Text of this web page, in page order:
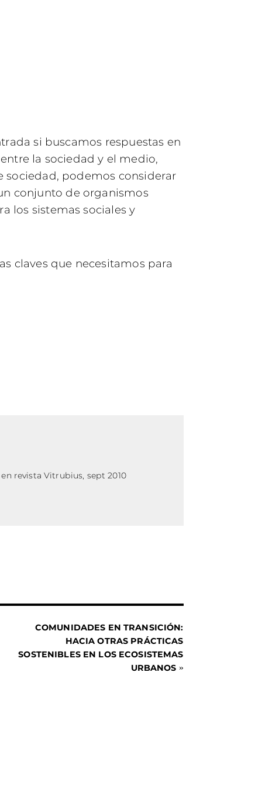
si buscamos respuestas en
la sociedad y el medio,
sociedad, podemos considerar
conjunto de organismos
los sistemas sociales y
claves que necesitamos para
revista Vitrubius, sept 2010
COMUNIDADES EN TRANSICIÓN:
HACIA OTRAS PRÁCTICAS
SOSTENIBLES EN LOS ECOSISTEMAS
URBANOS »